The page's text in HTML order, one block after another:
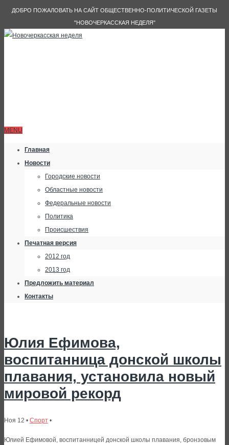
ДОБРО ПОЖАЛОВАТЬ НА САЙТ ОБЩЕСТВЕННО-ПОЛИТИЧЕСКОЙ ГАЗЕТЫ
"НОВОЧЕРКАССКАЯ НЕДЕЛЯ"
MENU
Главная
Новости
Городские новости
Областные новости
Федеральные новости
Политика
Происшествия
Печатная версия
2012 год
2013 год
Предложить материал
Контакты
Юлия Ефимова,
воспитанница донской школы
плавания, установила новый
мировой рекорд
Ноя 12 • Спорт •
Юлией Ефимовой, воспитанницей донской школы плавания, бронзовым